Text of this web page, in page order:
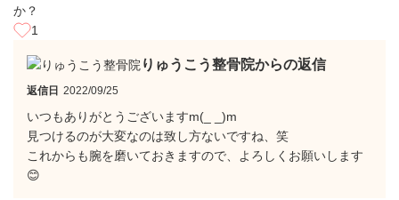
か？
1
りゅうこう整骨院からの返信
返信日 2022/09/25
いつもありがとうございますm(_ _)m
見つけるのが大変なのは致し方ないですね、笑
これからも腕を磨いておきますので、よろしくお願いします
😊